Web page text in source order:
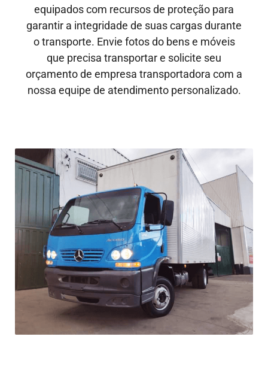
equipados com recursos de proteção para
garantir a integridade de suas cargas durante
o transporte. Envie fotos do bens e móveis
que precisa transportar e solicite seu
orçamento de empresa transportadora com a
nossa equipe de atendimento personalizado.